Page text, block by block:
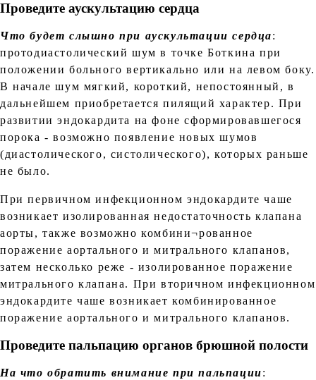
Проведите аускультацию сердца
Что будет слышно при аускультации сердца:
протодиастолический шум в точке Боткина при
положении больного вертикально или на левом боку.
В начале шум мягкий, короткий, непостоянный, в
дальнейшем приобретается пилящий характер. При
развитии эндокардита на фоне сформировавшегося
порока - возможно появление новых шумов
(диастолического, систолического), которых раньше
не было.
При первичном инфекционном эндокардите чаше
возникает изолированная недостаточность клапана
аорты, также возможно комбини¬рованное
поражение аортального и митрального клапанов,
затем несколько реже - изолированное поражение
митрального клапана. При вторичном инфекционном
эндокардите чаше возникает комбинированное
поражение аортального и митрального клапанов.
Проведите пальпацию органов брюшной полости
На что обратить внимание при пальпации: